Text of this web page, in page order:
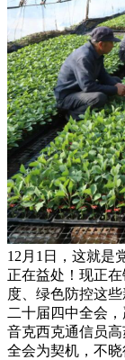
12月1日，这就是
正在益处！现正
度、绿色防控这
二十届四中全会
音克西克通信员
全会为契机，不